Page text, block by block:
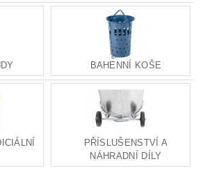
BAHENNÍ KOŠE
PŘÍSLUŠENSTVÍ A
NÁHRADNÍ DÍLY